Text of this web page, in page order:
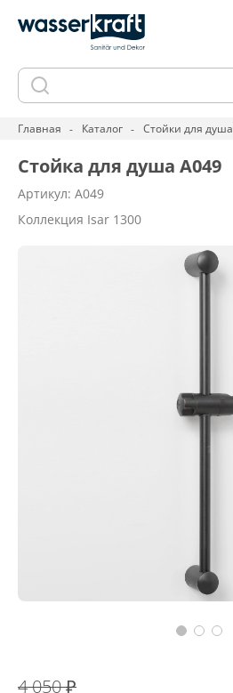
Главная Каталог Стойки для душа
Стойка для душа A049
Артикул: A049
Коллекция Isar 1300
4 050 ₽